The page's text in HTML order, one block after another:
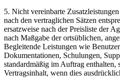
5. Nicht vereinbarte
nach den vertraglichen Sätzen
ersatzweise nach der Preisliste der
nach Maßgabe der ortsüblichen,
Begleitende Leistungen wie
Dokumentationen, Schulungen,
standardmäßig im Auftrag enthalten,
Vertragsinhalt, wenn dies